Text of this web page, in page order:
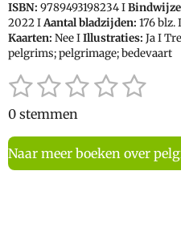
ISBN: 9789493198234I
2022 IAantal bladzijden: 176 blz.
Kaarten: Nee IIllustraties: Ja I
pelgrims; pelgrimage; bedevaart
R
a
t
i
n
1
s
t
e
2
s
t
e
3
s
t
e
4
t
e
5
t
e
S
e
0 stemmen
Naar meer boeken over